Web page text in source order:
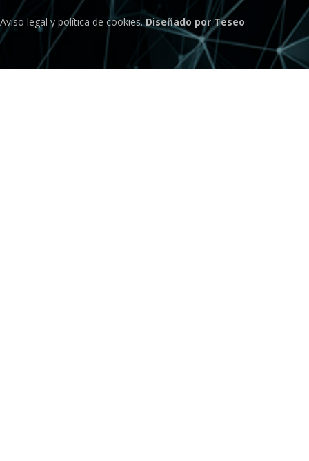
Aviso legal y política de cookies.Diseñado por Teseo